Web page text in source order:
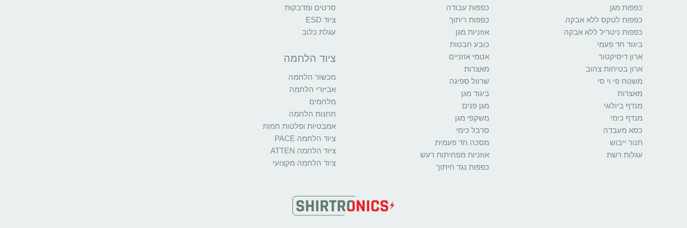
כפפות מגן
כפפות לטקס ללא אבקה
כפפות ניטריל ללא אבקה
ביגוד חד פעמי
ארון דיסיקטור
ארון בטיחות צהוב
משטח פי וי סי
מאצרות
מנדף ביולוגי
מנדף כימי
כסא מעבדה
תנור ייבוש
עגלות רשת
כפפות עבודה
כפפות ריתוך
אוזניות מגן
כובע חבטות
אטמי אוזניים
מאצרות
שרוול ספיגה
ביגוד מגן
מגן פנים
משקפי מגן
סרבל כימי
מסכה חד פעמית
אוזניות מפחיתות רעש
כפפות נגד חיתוך
סרטים ומדבקות
ציוד ESD
עגלת כלוב
ציוד הלחמה
מכשור הלחמה
אביזרי הלחמה
מלחמים
תחנות הלחמה
אמבטיות ופלטות חמות
ציוד הלחמה PACE
ציוד הלחמה ATTEN
ציוד הלחמה מקצועי